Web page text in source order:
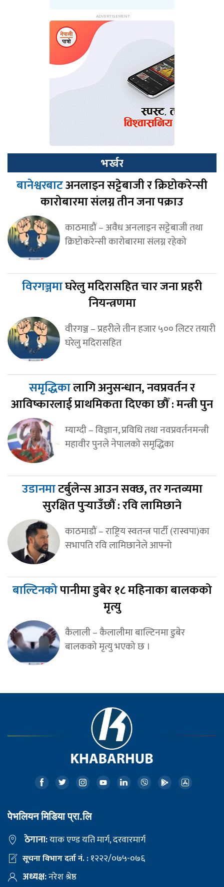
भर्खर
बानेश्वरबाटअनलाइन सट्टेबाजी र क्रिप्टोकरेन्सी
कारोबारमा संलग्न तीन जना पक्राउ
काठमाडौं – अवैध अनलाइन सट्टेबाजी तथा
क्रिप्टोकरेन्सी कारोबारमा संलग्न रहेको
विरगञ्जमाघरेलु मदिरासहित चार जना प्रहरी
नियन्त्रणमा
वीरगञ्ज – प्रहरीले तीन हजार ५०० लिटर तयारी
घरेलु मदिरासहित
समृद्धिकालागि अनुसन्धान, नवप्रवर्तन र
आविष्कारलाई प्राथमिकता दिएका छौँ : मन्त्री पुन
म्याग्दी – विज्ञान, प्रविधि तथा नवप्रवर्तनमन्त्री
महावीर पुनले नेपालको समृद्धिका
उडानमाटर्बुलेन्स आउन सक्छ, तर गन्तव्यमा
सुरक्षित पुर्‍याउँछौं : रवि लामिछाने
काठमाडौं – राष्ट्रिय स्वतन्त्र पार्टी (रास्वपा)का
सभापति रवि लामिछानेले आफ्नो
बाल्टिनकोपानीमा डुबेर १८ महिनाका बालकको
मृत्यु
कैलाली – कैलालीमा बाल्टिनमा डुबेर
बालकको मृत्यु भएको छ ।
पेभलियन मिडिया प्रा.लि
ठेगाना:याक एण्ड यति मार्ग, दरवारमार्ग
सूचना विभाग दर्ता नं. :१२२२/०७५-०७६
अध्यक्ष:नरेश श्रेष्ठ